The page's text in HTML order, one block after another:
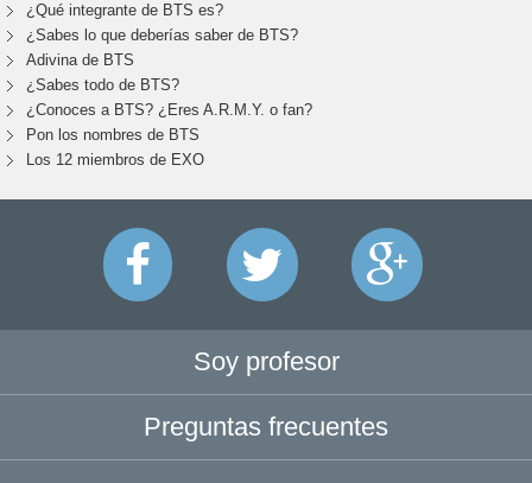
¿Qué integrante de BTS es?
¿Sabes lo que deberías saber de BTS?
Adivina de BTS
¿Sabes todo de BTS?
¿Conoces a BTS? ¿Eres A.R.M.Y. o fan?
Pon los nombres de BTS
Los 12 miembros de EXO
Soy profesor
Preguntas frecuentes